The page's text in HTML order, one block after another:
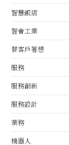
智慧飯店
智會工業
替客戶著想
服務
服務創新
服務設計
業務
機器人